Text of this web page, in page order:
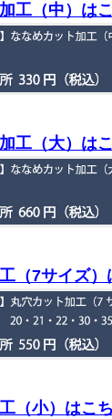
工（中）は
工（大）は
（7サイズ）
（小）はこ